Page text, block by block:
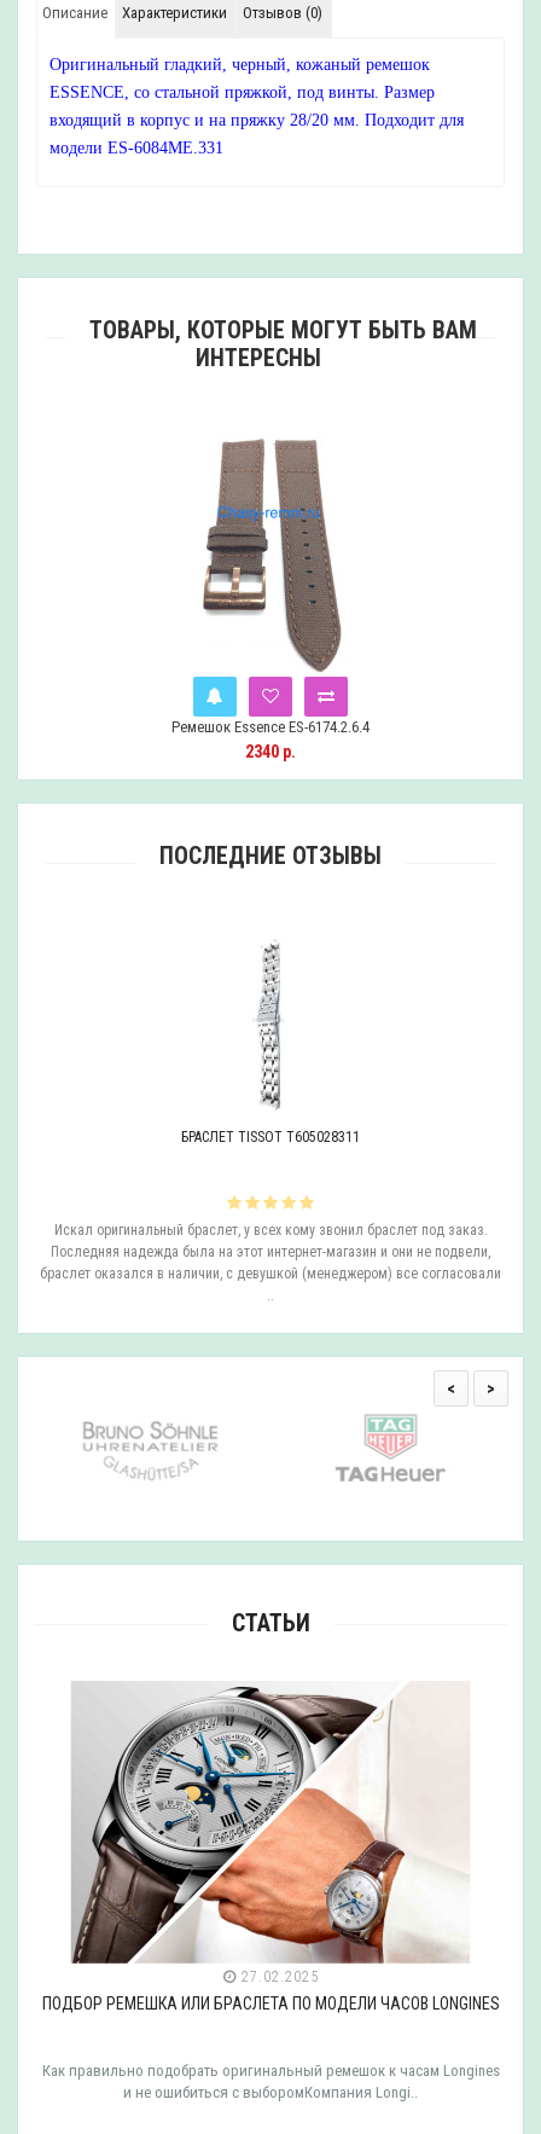
Описание Характеристики Отзывов (0)
Оригинальный гладкий, черный, кожаный ремешок
ESSENCE, со стальной пряжкой, под винты. Размер
входящий в корпус и на пряжку 28/20 мм. Подходит для
модели ES-6084МЕ.331
ТОВАРЫ, КОТОРЫЕ МОГУТ БЫТЬ ВАМ
ИНТЕРЕСНЫ
Уведомить
Ремешок Essence ES-6174.2.6.4
2340 р.
ПОСЛЕДНИЕ ОТЗЫВЫ
БРАСЛЕТ TISSOT T605028311
Искал оригинальный браслет, у всех кому звонил браслет под заказ.
Последняя надежда была на этот интернет-магазин и они не подвели,
браслет оказался в наличии, с девушкой (менеджером) все согласовали
..
< >
СТАТЬИ
27.02.2025
ПОДБОР РЕМЕШКА ИЛИ БРАСЛЕТА ПО МОДЕЛИ ЧАСОВ LONGINES
Как правильно подобрать оригинальный ремешок к часам Longines
и не ошибиться с выборомКомпания Longi..